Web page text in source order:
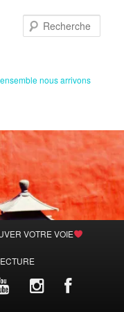
nous arrivons
VOTRE VOIE